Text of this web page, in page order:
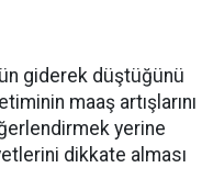
giderek düştüğünü
maaş artışlarını
yerine
dikkate alması